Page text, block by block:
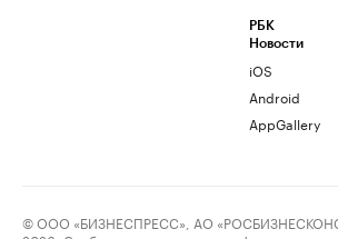
РБК
Новости
iOS
Android
AppGallery
© ООО «БИЗНЕСПРЕСС», АО